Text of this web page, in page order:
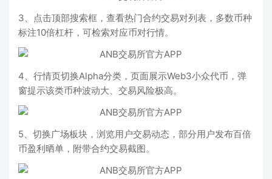
3、点击顶部搜索框，查看热门合约交易对列表，多数币种
标注10倍杠杆，可检索对应币对行情。
4、行情页切换Alpha分类，页面展示Web3小众代币，弹
窗提示该类币种波动大、交易风险极高。
5、切换广场板块，浏览用户交易动态，部分用户发布百倍
币盈利晒单，附带合约交易截图。